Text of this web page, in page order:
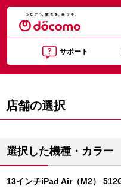
サポート
店舗の選択
選択した機種・カラー
13インチiPad Air（M2）